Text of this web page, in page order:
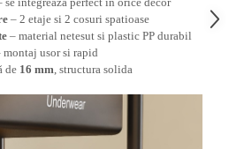
mana
– 2 etaje si 2 cosuri spatioase
– material netesut si plastic PP durabil
montaj usor si rapid
de 16 mm, structura solida